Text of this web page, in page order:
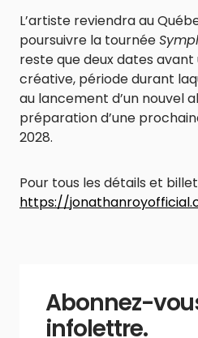
L’artiste reviendra au
poursuivre la tournée
reste que deux dates
créative, période durant
au lancement d’un nouvel
préparation d’une
2028.
Pour tous les détails et
https://
Abonnez-
infolettre.